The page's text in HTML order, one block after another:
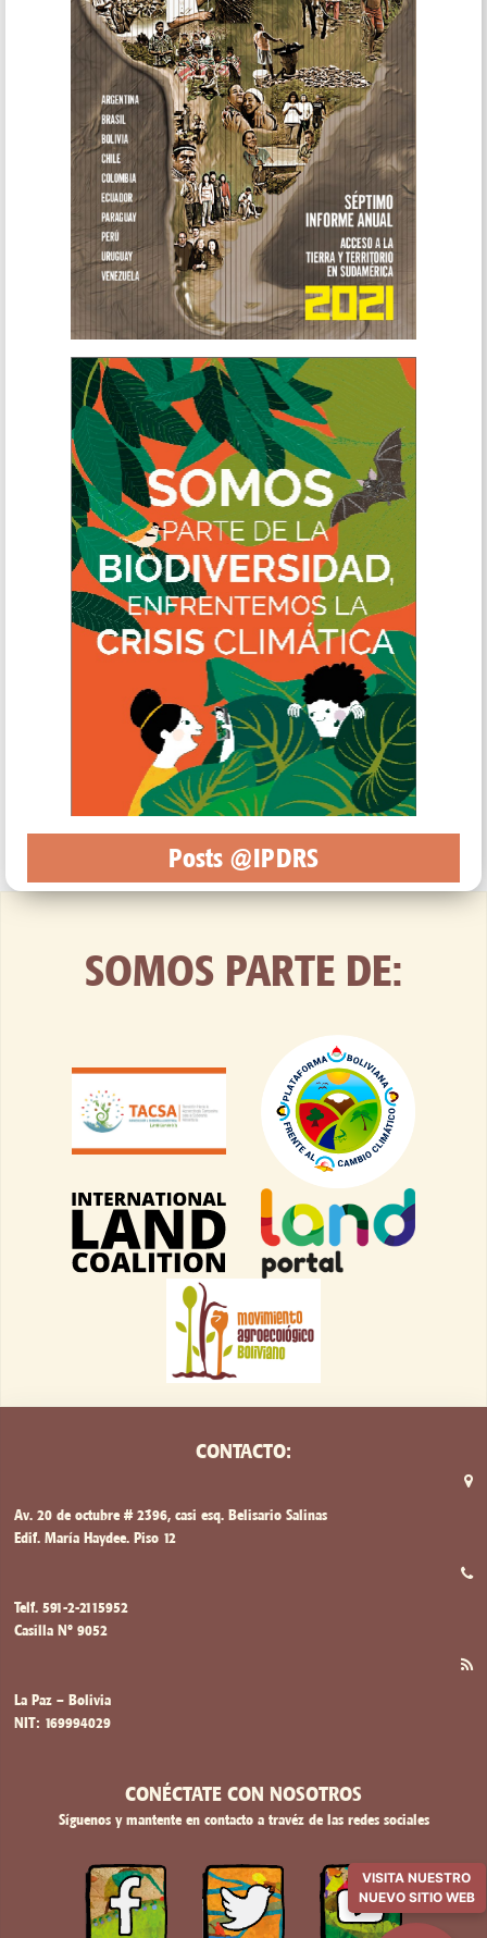
VISITA NUESTRO
NUEVO SITIO WEB
Posts @IPDRS
SOMOS PARTE DE:
CONTACTO:
Av. 20 de octubre # 2396, casi esq. Belisario Salinas
Edif. María Haydee. Piso 12
Telf. 591-2-2115952
Casilla Nº 9052
La Paz – Bolivia
NIT: 169994029
CONÉCTATE CON NOSOTROS
Síguenos y mantente en contacto a travéz de las redes sociales